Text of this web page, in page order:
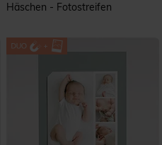
Häschen - Fotostreifen